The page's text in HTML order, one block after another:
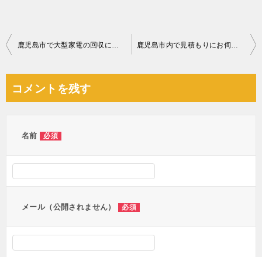
投
ビ
鹿児島市で大型家電の回収に行ってきました 鹿児島市内で見積もりにお伺いしたお客様からご依頼を頂きました
コメントを残す
名前 必須
メール（公開されません） 必須